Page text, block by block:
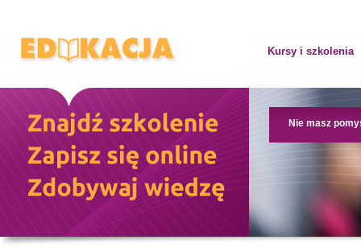
Kursy i szkolenia
Nie masz